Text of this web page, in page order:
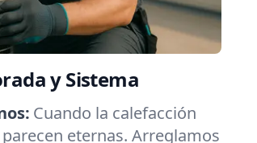
y Sistema
Cuando la calefacción
eternas. Arreglamos